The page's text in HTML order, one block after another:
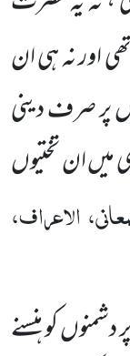
اور نہ ہی ان
پر صرف دینی
ان تختیوں
الاعراف،
دشمنوں کو ہنسنے